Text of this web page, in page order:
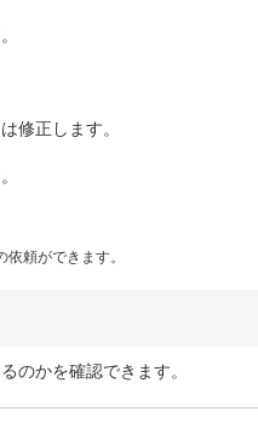
修正します。
頼ができます。
のかを確認できます。